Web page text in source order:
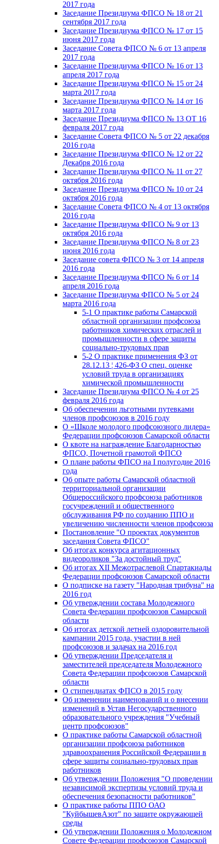
2017 года
Заседание Президиума ФПСО № 18 от 21
сентября 2017 года
Заседание Президиума ФПСО № 17 от 15
июня 2017 года
Заседание Совета ФПСО № 6 от 13 апреля
2017 года
Заседание Президиума ФПСО № 16 от 13
апреля 2017 года
Заседание Президиума ФПСО № 15 от 24
марта 2017 года
Заседание Президиума ФПСО № 14 от 16
марта 2017 года
Заседание Президиума ФПСО № 13 ОТ 16
февраля 2017 года
Заседание Совета ФПСО № 5 от 22 декабря
2016 года
Заседание Президиума ФПСО № 12 от 22
Декабря 2016 года
Заседание Президиума ФПСО № 11 от 27
октября 2016 года
Заседание Президиума ФПСО № 10 от 24
октября 2016 года
Заседание Совета ФПСО № 4 от 13 октября
2016 года
Заседание Президиума ФПСО № 9 от 13
октября 2016 года
Заседание Президиума ФПСО № 8 от 23
июня 2016 года
Заседание совета ФПСО № 3 от 14 апреля
2016 года
Заседание Президиума ФПСО № 6 от 14
апреля 2016 года
Заседание Президиума ФПСО № 5 от 24
марта 2016 года
5-1 О практике работы Самарской
областной организации профсоюза
работников химических отраслей и
промышленности в сфере защиты
социально-трудовых прав
5-2 О практике применения ФЗ от
28.12.13 ¦ 426-ФЗ О спец. оценке
условий труда в организациях
химической промышленности
Заседание Президиума ФПСО № 4 от 25
февраля 2016 года
Об обеспечении льготными путевками
членов профсоюзов в 2016 году
О «Школе молодого профсоюзного лидера»
Федерации профсоюзов Самарской области
О квоте на награждение Благодарностью
ФПСО, Почетной грамотой ФПСО
О плане работы ФПСО на I полугодие 2016
года
Об опыте работы Самарской областной
территориальной организации
Общероссийского профсоюза работников
госучреждений и общественного
обслуживания РФ по созданию ППО и
увеличению численности членов профсоюза
Постановление "О проектах документов
заседания Совета ФПСО"
Об итогах конкурса агитационных
видеороликов "За достойный труд"
Об итогах XII Межотраслевой Спартакиады
Федерации профсоюзов Самарской области
О подписке на газету "Народная трибуна" на
2016 год
Об утверждении состава Молодежного
Совета Федерации профсоюзов Самарской
области
Об итогах детской летней оздоровительной
кампании 2015 года, участии в ней
профсоюзов и задачах на 2016 год
Об утверждении Председателя и
заместителей председателя Молодежного
Совета Федерации профсоюзов Самарской
области
О стипендиатах ФПСО в 2015 году
Об изменении наименований и о внесении
изменений в Устав Негосударственного
образовательного учреждения "Учебный
центр профсоюзов"
О практике работы Самарской областной
организации профсоюза работников
здравоохранения Российской Федерации в
сфере защиты социально-трудовых прав
работников
Об утверждении Положения "О проведении
независимой экспертизы условий труда и
обеспечения безопасности работников"
О практике работы ППО ОАО
"КуйбышевАзот" по защите окружающей
среды
Об утверждении Положения о Молодежном
Совете Федерации профсоюзов Самарской